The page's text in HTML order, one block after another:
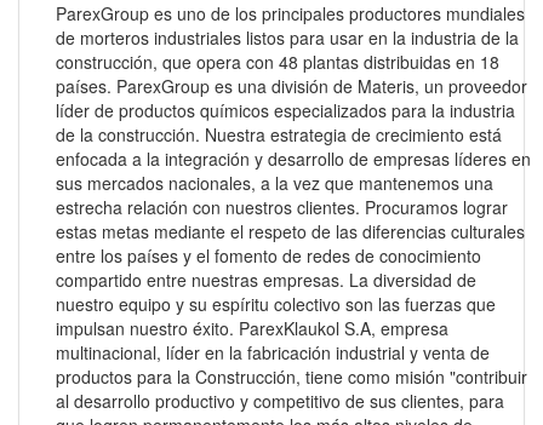
ParexGroup es uno de los principales productores mundiales
de morteros industriales listos para usar en la industria de la
construcción, que opera con 48 plantas distribuidas en 18
países. ParexGroup es una división de Materis, un proveedor
líder de productos químicos especializados para la industria
de la construcción. Nuestra estrategia de crecimiento está
enfocada a la integración y desarrollo de empresas líderes en
sus mercados nacionales, a la vez que mantenemos una
estrecha relación con nuestros clientes. Procuramos lograr
estas metas mediante el respeto de las diferencias culturales
entre los países y el fomento de redes de conocimiento
compartido entre nuestras empresas. La diversidad de
nuestro equipo y su espíritu colectivo son las fuerzas que
impulsan nuestro éxito. ParexKlaukol S.A, empresa
multinacional, líder en la fabricación industrial y venta de
productos para la Construcción, tiene como misión "contribuir
al desarrollo productivo y competitivo de sus clientes, para